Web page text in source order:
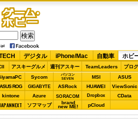
ム・
ビーデジタル iPhone/Mac 自動車 ホビ
アスキーグルメ 週刊アスキー TeamLeaders プロ
iiyamaPC Sycom
パソコン
SEVEN
MSI ASUS
ASUS ROG GIGABYTE ASRock HUAWEI ViewSonic
kintone Azure SORACOM Dropbox CData
ソフマップ brand
new ME! pCloud